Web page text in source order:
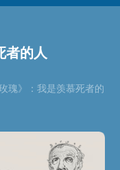
者的人
玫瑰》：我是羡慕死者的